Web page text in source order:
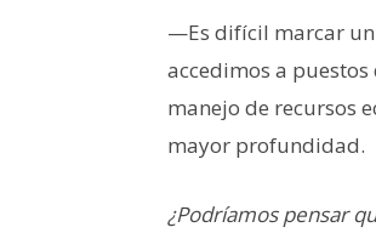
—Es difícil marcar un
accedimos a
manejo de recursos
mayor profundidad.
¿Podríamos pensar